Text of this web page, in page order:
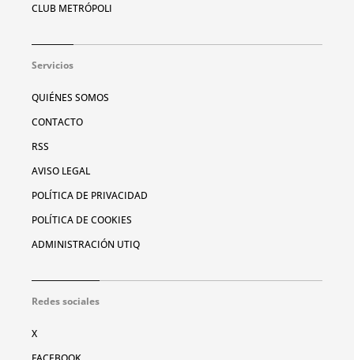
CLUB METRÓPOLI
Servicios
QUIÉNES SOMOS
CONTACTO
RSS
AVISO LEGAL
POLÍTICA DE PRIVACIDAD
POLÍTICA DE COOKIES
ADMINISTRACIÓN UTIQ
Redes sociales
X